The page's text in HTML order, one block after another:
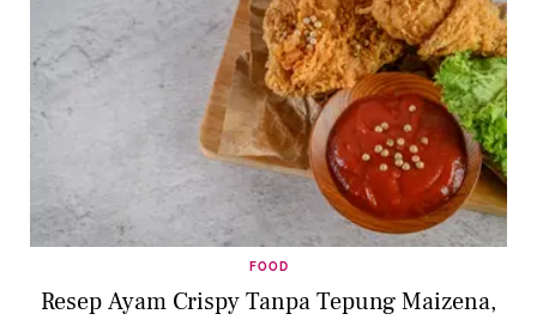
FOOD
Resep Ayam Crispy Tanpa Tepung Maizena,